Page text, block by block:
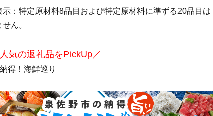
示：特定原材料8品目および特定原材料に準ずる20品目は
ん。
気の返礼品をPickUp／
得！海鮮巡り